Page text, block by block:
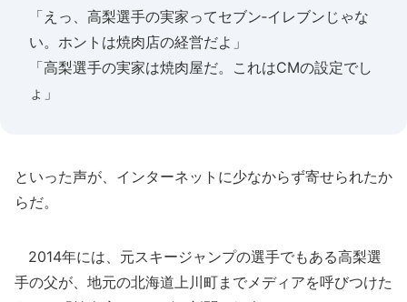
「えっ、高梨選手の実家ってセブン‐イレブンじゃな
い。ホントは焼肉店の経営だよ」
「高梨選手の実家は焼肉屋だ。これはCMの設定でし
ょ」
といった声が、インターネットに少なからず寄せられたか
らだ。
2014年には、元スキージャンプの選手でもある高梨選
手の父が、地元の北海道上川町までメディアを呼びつけた